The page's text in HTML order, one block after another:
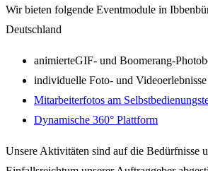
Wir bieten folgende Eventmodule in
Deutschland
animierteGIF- und Boomerang-
individuelle Foto- und Videoerlebnisse
Mitarbeiterfotos am
Dynamische 360° Plattform
Unsere Aktivitäten sind auf die Bedürfnisse